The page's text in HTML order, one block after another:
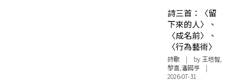
詩三首：〈留
下來的人〉、
〈成名前〉、
〈行為藝術〉
詩歌 | by 王培智,
黎喜,潘國亨 |
2026-07-31